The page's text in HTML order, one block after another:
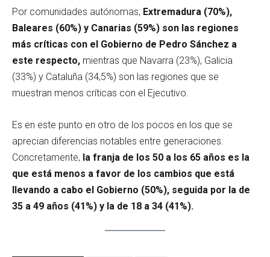
Por comunidades autónomas, Extremadura (70%),
Baleares (60%) y Canarias (59%) son las regiones
más críticas con el Gobierno de Pedro Sánchez a
este respecto, mientras que Navarra (23%), Galicia
(33%) y Cataluña (34,5%) son las regiones que se
muestran menos críticas con el Ejecutivo.
Es en este punto en otro de los pocos en los que se
aprecian diferencias notables entre generaciones.
Concretamente, la franja de los 50 a los 65 años es la
que está menos a favor de los cambios que está
llevando a cabo el Gobierno (50%), seguida por la de
35 a 49 años (41%) y la de 18 a 34 (41%).